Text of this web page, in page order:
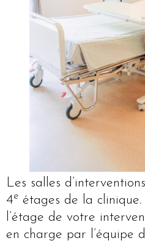
Les salles
4e étages de la
l’étage de votre
en charge par l’équipe